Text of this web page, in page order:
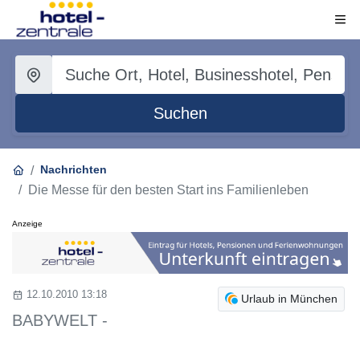
Suchen
Nachrichten
Die Messe für den besten Start ins Familienleben
Anzeige
Urlaub in München
12.10.2010 13:18
BABYWELT -